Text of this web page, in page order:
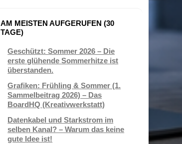
AM MEISTEN AUFGERUFEN (30
TAGE)
Geschützt: Sommer 2026 – Die
erste glühende Sommerhitze ist
überstanden.
Grafiken: Frühling & Sommer (1.
Sammelbeitrag 2026) – Das
BoardHQ (Kreativwerkstatt)
Datenkabel und Starkstrom im
selben Kanal? – Warum das keine
gute Idee ist!